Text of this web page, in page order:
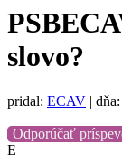
slovo?
pridal: ECAV |
Odporúčať
E